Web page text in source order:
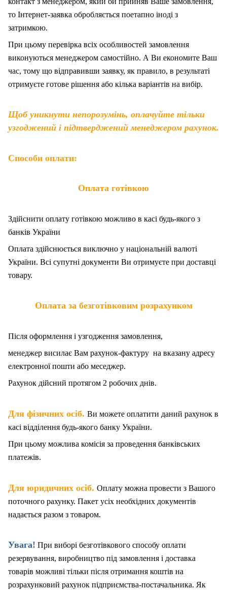
то Інтернет-заявка обробляється поетапно іноді з
затримкою.
При цьому перевірка всіх особливостей замовлення
виконуються менеджером самостійно. А Ви економите Ваш
час, тому що відправивши заявку, як правило, в результаті
отримуєте готове рішення або кілька варіантів на вибір.
Щоб уникнути непорозумінь, оплачуйте тільки
узгоджений і підтверджений менеджером рахунок.
Способи оплати:
Оплата готівкою
Здійснити оплату готівкою можливо в касі будь-якого з
банків України
Оплата здійснюється виключно у національній валюті
України. Всі супутні документи Ви отримуєте при доставці
товару.
Оплата за безготівковим розрахунком
Після оформлення і узгодження замовлення,
менеджер висилає Вам рахунок-фактуру на вказану адресу
електронної пошти або меседжер.
Рахунок дійсний протягом 2 робочих днів.
Для фізичних осіб. Ви можете оплатити даний рахунок в
касі відділення будь-якого банку України.
При цьому можлива комісія за проведення банківських
платежів.
Для юридичних осіб. Оплату можна провести з Вашого
поточного рахунку. Пакет усіх необхідних документів
надається разом з товаром.
Увага! При виборі безготівкового способу оплати
резервування, виробництво під замовлення і доставка
товарів можливі тільки після отримання коштів на
розрахунковий рахунок підприємства-постачальника. Як